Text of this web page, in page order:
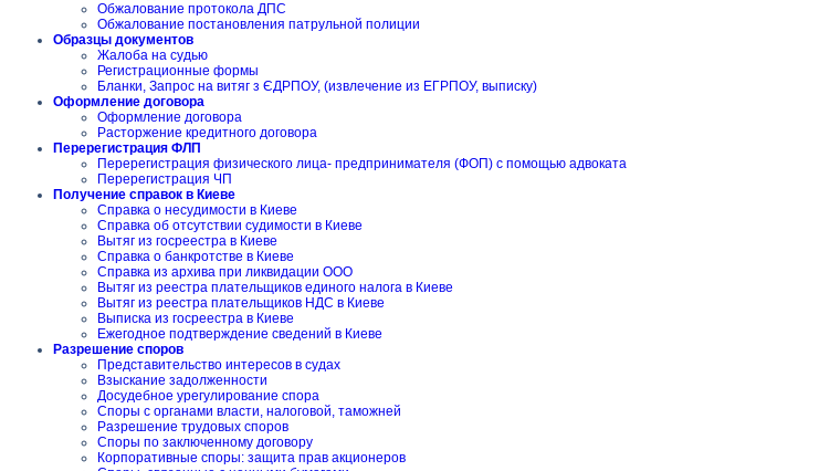
Обжалование протокола ДПС
Обжалование постановления патрульной полиции
Образцы документов
Жалоба на судью
Регистрационные формы
Бланки, Запрос на витяг з ЄДРПОУ, (извлечение из ЕГРПОУ, выписку)
Оформление договора
Оформление договора
Расторжение кредитного договора
Перерегистрация ФЛП
Перерегистрация физического лица- предпринимателя (ФОП) с помощью адвоката
Перерегистрация ЧП
Получение справок в Киеве
Справка о несудимости в Киеве
Справка об отсутствии судимости в Киеве
Вытяг из госреестра в Киеве
Справка о банкротстве в Киеве
Справка из архива при ликвидации ООО
Вытяг из реестра плательщиков единого налога в Киеве
Вытяг из реестра плательщиков НДС в Киеве
Выписка из госреестра в Киеве
Ежегодное подтверждение сведений в Киеве
Разрешение споров
Представительство интересов в судах
Взыскание задолженности
Досудебное урегулирование спора
Споры с органами власти, налоговой, таможней
Разрешение трудовых споров
Споры по заключенному договору
Корпоративные споры: защита прав акционеров